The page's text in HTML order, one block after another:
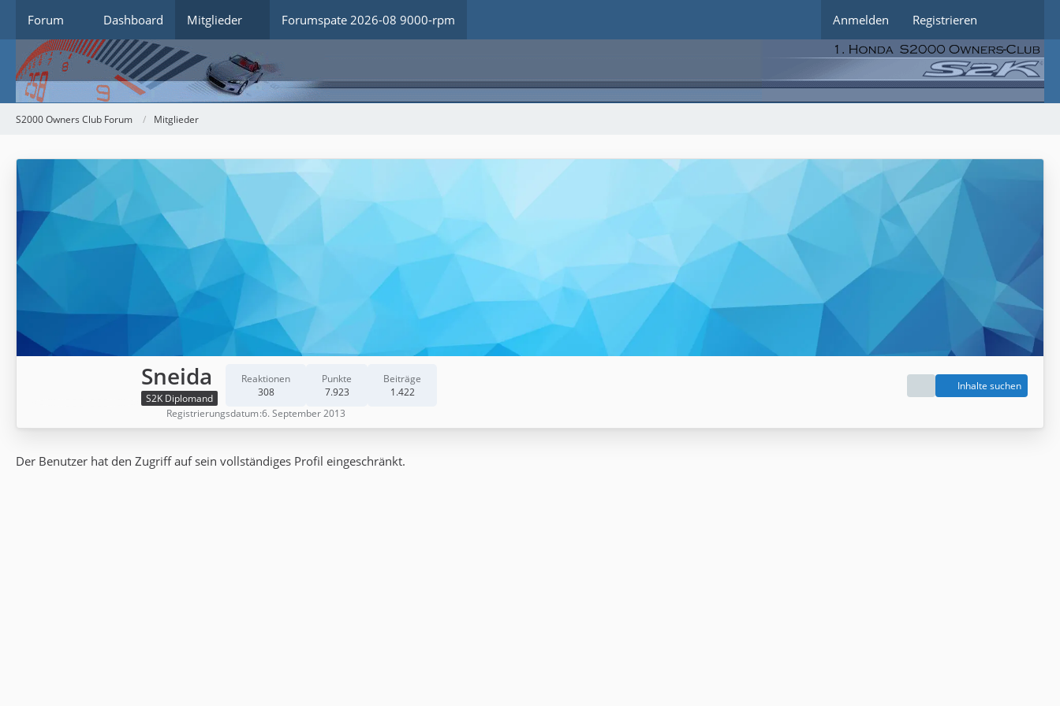
Forum Dashboard Mitglieder Forumspate 2026-08 9000-rpm Anmelden Registrieren
S2000 Owners Club Forum Mitglieder
Sneida
S2K Diplomand
Reaktionen
308
Punkte
7.923
Beiträge
1.422
Inhalte suchen
Registrierungsdatum 6. September 2013
Der Benutzer hat den Zugriff auf sein vollständiges Profil eingeschränkt.